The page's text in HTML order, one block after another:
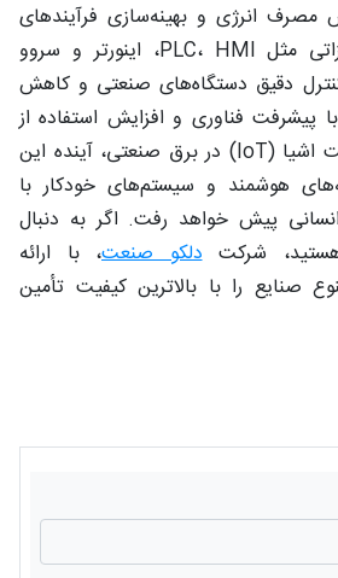
مصرف انرژی و بهینه‌سازی فرآیندهای
تولید شده است.تجهیزاتی مثل PLC، HMI، اینورتر و سروو
دقیق دستگاه‌های صنعتی و کاهش
پیشرفت فناوری و افزایش استفاده از
هوش مصنوعی و اینترنت اشیا (IoT) در برق صنعتی، آینده این
هوشمند و سیستم‌های خودکار با
پیش خواهد رفت. اگر به دنبال
شرکتدلکو صنعت، با ارائه
صنایع را با بالاترین کیفیت تأمین